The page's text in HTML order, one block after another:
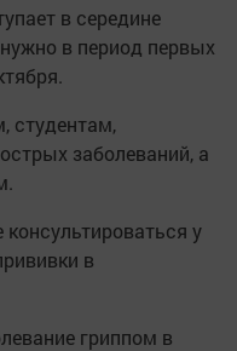
в середине
в период первых
студентам,
заболеваний, а
у
в
гриппом в